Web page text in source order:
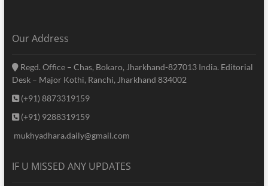
Our Address
Regd. Office – Chas, Bokaro, Jharkhand-827013 India. Editorial
Desk – Major Kothi, Ranchi, Jharkhand 834002
(+91) 8873319159
(+91) 9288319159
mukhyadhara.daily@gmail.com
IF U MISSED ANY UPDATES